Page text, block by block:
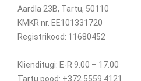
Aardla 23B, Tartu, 50110
KMKR nr. EE101331720
Registrikood: 11680452
Klienditugi: E-R 9.00 – 17.00
Tartu pood: +372 5559 4121